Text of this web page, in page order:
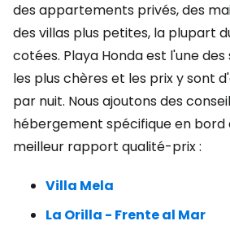
des appartements privés, des
des villas plus petites, la plupart
cotées. Playa Honda est l'une
les plus chères et les prix y sont
par nuit. Nous ajoutons des
hébergement spécifique en bord
meilleur rapport qualité-prix :
Villa Mela
La Orilla - Frente al Mar